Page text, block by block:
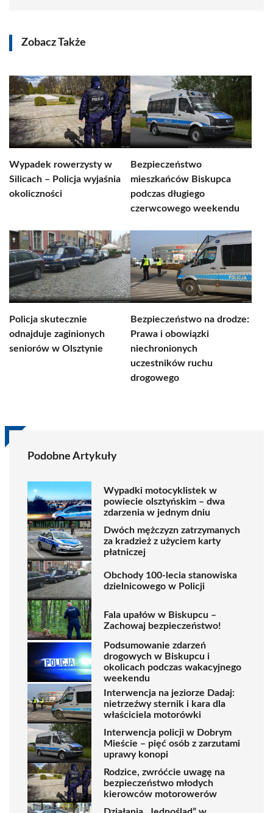
Zobacz Także
Wypadek rowerzysty w
Silicach – Policja wyjaśnia
okoliczności
Bezpieczeństwo
mieszkańców Biskupca
podczas długiego
czerwcowego weekendu
Policja skutecznie
odnajduje zaginionych
seniorów w Olsztynie
Bezpieczeństwo na drodze:
Prawa i obowiązki
niechronionych
uczestników ruchu
drogowego
Podobne Artykuły
Wypadki motocyklistek w
powiecie olsztyńskim – dwa
zdarzenia w jednym dniu
Dwóch mężczyzn zatrzymanych
za kradzież z użyciem karty
płatniczej
Obchody 100-lecia stanowiska
dzielnicowego w Policji
Fala upałów w Biskupcu –
Zachowaj bezpieczeństwo!
Podsumowanie zdarzeń
drogowych w Biskupcu i
okolicach podczas wakacyjnego
weekendu
Interwencja na jeziorze Dadaj:
nietrzeźwy sternik i kara dla
właściciela motorówki
Interwencja policji w Dobrym
Mieście – pięć osób z zarzutami
uprawy konopi
Rodzice, zwróćcie uwagę na
bezpieczeństwo młodych
kierowców motorowerów